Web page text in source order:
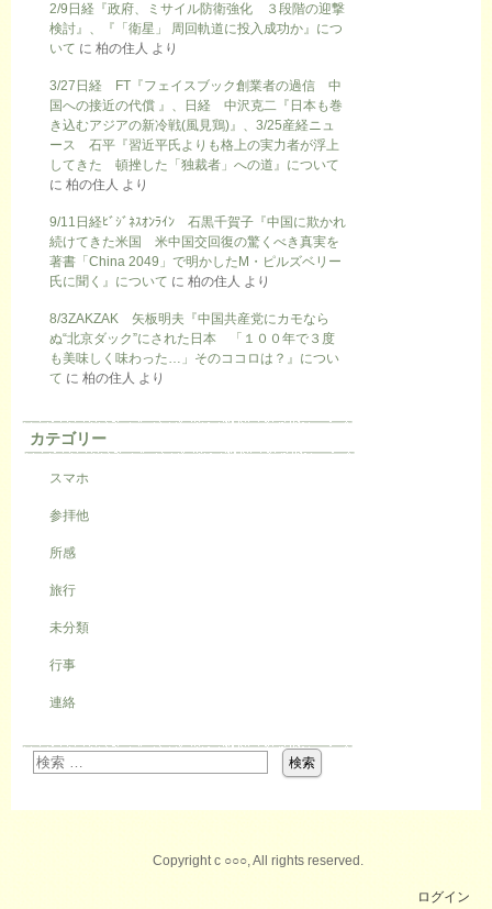
2/9日経『政府、ミサイル防衛強化 ３段階の迎撃
検討』、『「衛星」 周回軌道に投入成功か』につ
いて に 柏の住人 より
3/27日経 FT『フェイスブック創業者の過信 中
国への接近の代償 』、日経 中沢克二『日本も巻
き込むアジアの新冷戦(風見鶏)』、3/25産経ニュ
ース 石平『習近平氏よりも格上の実力者が浮上
してきた 頓挫した「独裁者」への道』について
に 柏の住人 より
9/11日経ﾋﾞｼﾞﾈｽｵﾝﾗｲﾝ 石黒千賀子『中国に欺かれ
続けてきた米国 米中国交回復の驚くべき真実を
著書「China 2049」で明かしたM・ピルズベリー
氏に聞く』について に 柏の住人 より
8/3ZAKZAK 矢板明夫『中国共産党にカモなら
ぬ“北京ダック”にされた日本 「１００年で３度
も美味しく味わった…」そのココロは？』につい
て に 柏の住人 より
カテゴリー
スマホ
参拝他
所感
旅行
未分類
行事
連絡
Copyright c ○○○, All rights reserved.
ログイン